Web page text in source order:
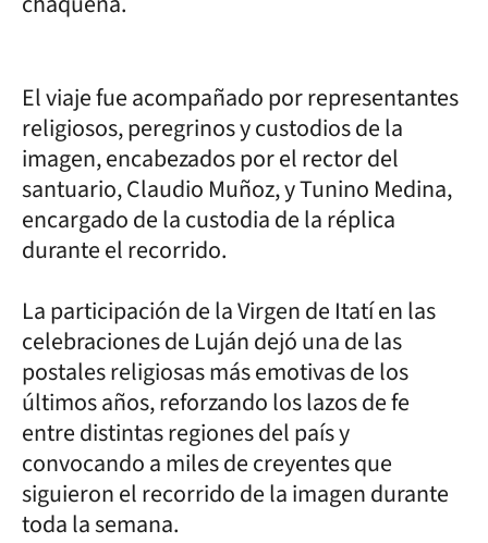
El viaje fue acompañado por representantes
religiosos, peregrinos y custodios de la
imagen, encabezados por el rector del
santuario, Claudio Muñoz, y Tunino Medina,
encargado de la custodia de la réplica
durante el recorrido.
La participación de la Virgen de Itatí en las
celebraciones de Luján dejó una de las
postales religiosas más emotivas de los
últimos años, reforzando los lazos de fe
entre distintas regiones del país y
convocando a miles de creyentes que
siguieron el recorrido de la imagen durante
toda la semana.